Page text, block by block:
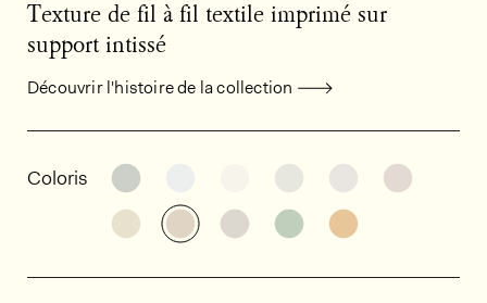
Texture de fil à fil textile imprimé sur
support intissé
Découvrir l'histoire de la collection
Coloris Découvrir d'autres variantes: HPT511
Découvrir d'autres variantes:
Découvrir d'autres
Découvrir d'autres
Découvrir
Découvrir d'autres variantes: HPT507
Découvrir d'autres variantes:
Découvrir d'autres
Découvrir d'autres